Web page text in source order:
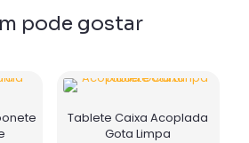
pode gostar
Tablete Caixa Acoplada
Gota Limpa